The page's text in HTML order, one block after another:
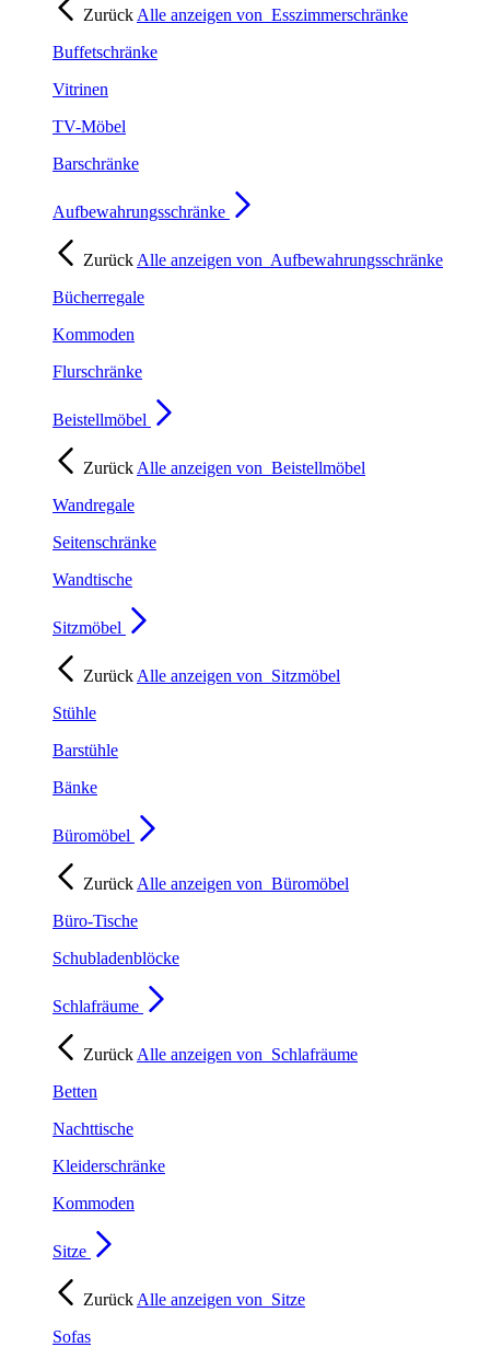
Zurück Alle anzeigen von Esszimmerschränke
Buffetschränke
Vitrinen
TV-Möbel
Barschränke
Aufbewahrungsschränke
Zurück Alle anzeigen von Aufbewahrungsschränke
Bücherregale
Kommoden
Flurschränke
Beistellmöbel
Zurück Alle anzeigen von Beistellmöbel
Wandregale
Seitenschränke
Wandtische
Sitzmöbel
Zurück Alle anzeigen von Sitzmöbel
Stühle
Barstühle
Bänke
Büromöbel
Zurück Alle anzeigen von Büromöbel
Büro-Tische
Schubladenblöcke
Schlafräume
Zurück Alle anzeigen von Schlafräume
Betten
Nachttische
Kleiderschränke
Kommoden
Sitze
Zurück Alle anzeigen von Sitze
Sofas